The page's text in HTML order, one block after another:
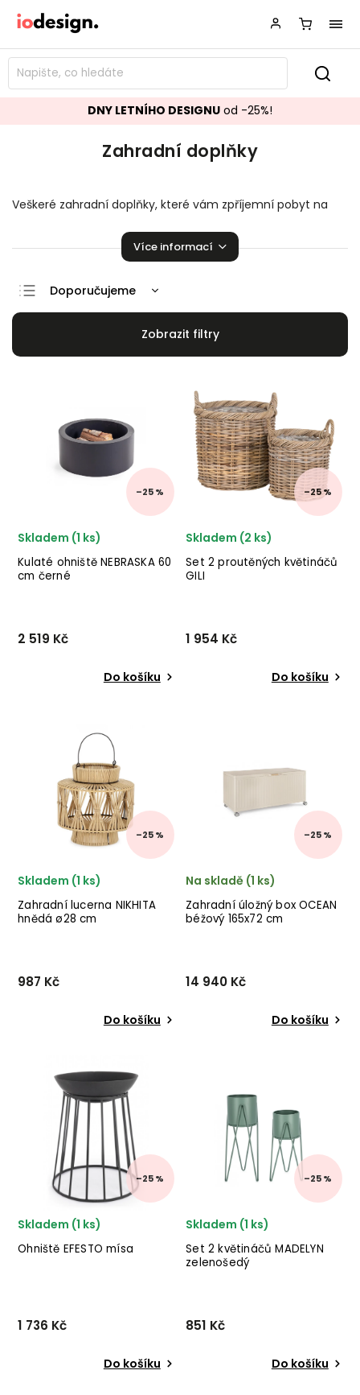
DNY LETNÍHO DESIGNU od -25%!
Zahradní doplňky
Veškeré zahradní doplňky, které vám zpříjemní pobyt na
Více informací
Doporučujeme
Nejlevnější
–25 %
Kulaté ohniště NEBRASKA 60
cm černé
Skladem (1 ks)
2 519 Kč
Do košíku
v provedení černě
lakované oceli. ✅ krásný
nábytek ✅ kvalitní materiály
✅ nejnižší cena ✅ ...
–25 %
Set 2 proutěných květináčů
GILI
Skladem (2 ks)
1 954 Kč
Do košíku
proutí kubu ratanu v hnědé
–25 %
Zahradní lucerna NIKHITA
hnědá ø28 cm
Skladem (1 ks)
987 Kč
Do košíku
výrobce stylového nábytku
BIZZOTTO v provedení
epoxidové práškové oceli a
polyetylenu s ratanovým
efektem. ✅ krásný náb...
–25 %
Zahradní úložný box OCEAN
béžový 165x72 cm
Na skladě (1 ks)
14 940 Kč
Do košíku
béžovém ocelovém
provedení.
–25 %
Ohniště EFESTO mísa
Skladem (1 ks)
1 736 Kč
Do košíku
–25 %
Set 2 květináčů MADELYN
zelenošedý
Skladem (1 ks)
851 Kč
Do košíku